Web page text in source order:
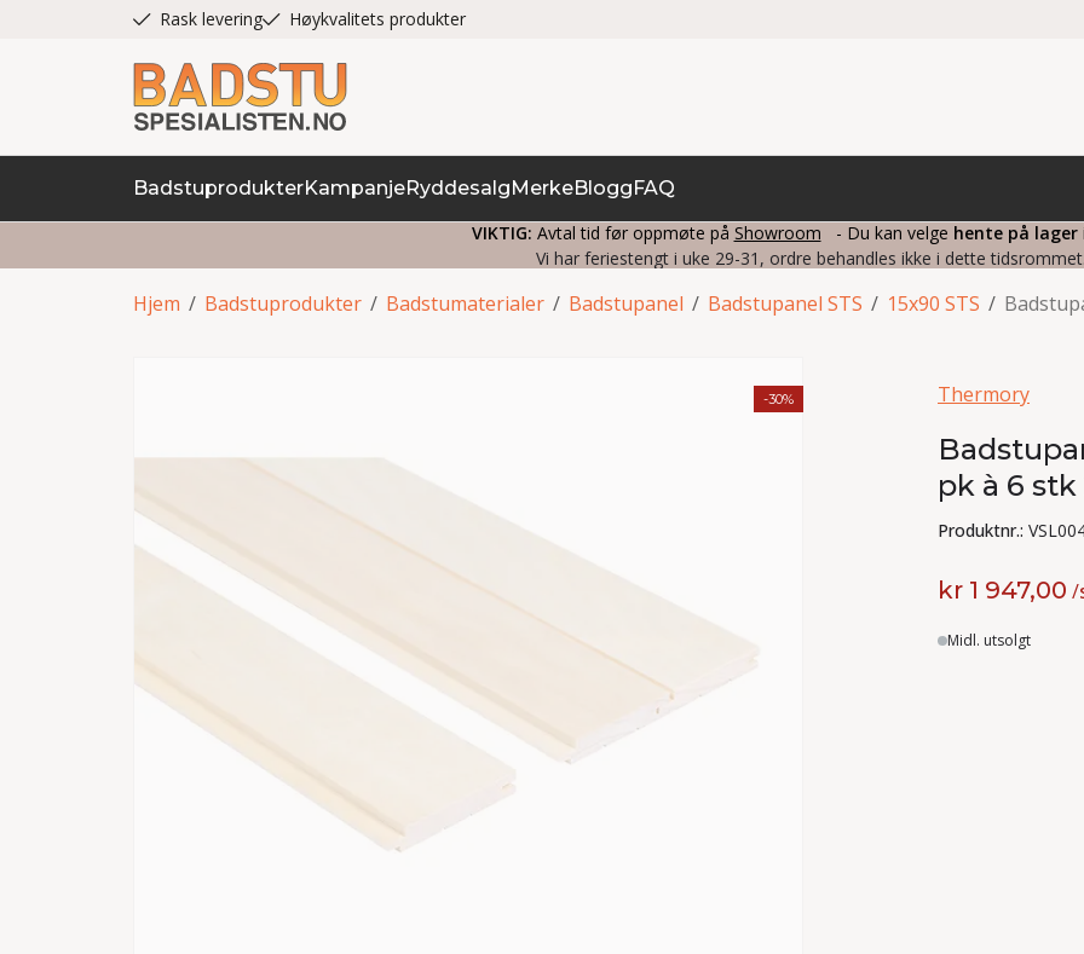
Rask levering Høykvalitets produkter
BadstuprodukterKampanjeRyddesalgMerkeBloggFAQ
VIKTIG: Avtal tid før oppmøte på Showroom - Du kan velge hente på lager
Vi har feriestengt i uke 29-31, ordre behandles ikke i dette tidsrommet.
/
Hjem /
Badstuprodukter /
Badstumaterialer /
Badstupanel /
Badstupanel STS /
15x90 STS
-30% Thermory
pk à 6
Produktnr.:
kr 1 947,00 /
Lager
Midl. utsolgt